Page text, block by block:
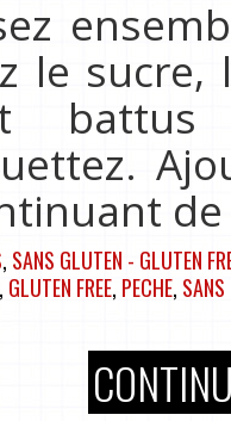
le
, SANS GLUTEN - GLUTEN
, GLUTEN FREE, PECHE,